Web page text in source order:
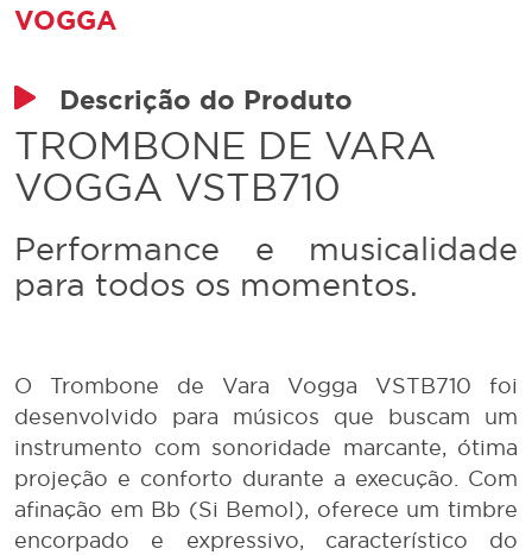
VOGGA
Descrição do Produto
TROMBONE DE VARA
VOGGA VSTB710
Performance e musicalidade
para todos os momentos.
O Trombone de Vara Vogga VSTB710 foi
desenvolvido para músicos que buscam um
instrumento com sonoridade marcante, ótima
projeção e conforto durante a execução. Com
afinação em Bb (Si Bemol), oferece um timbre
encorpado e expressivo, característico do